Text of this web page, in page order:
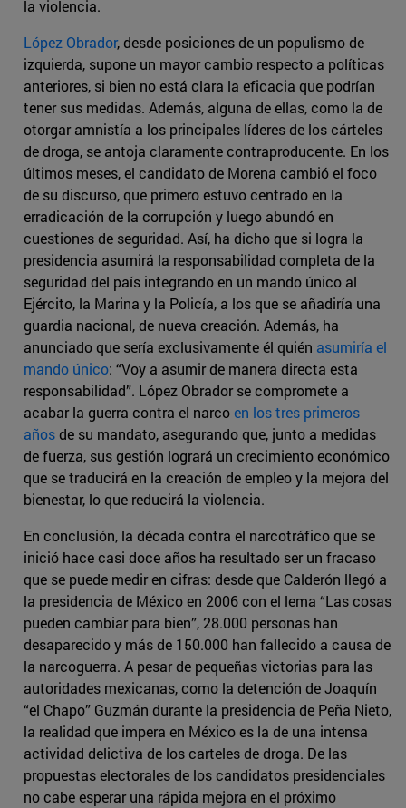
la violencia.
López Obrador, desde posiciones de un populismo de
izquierda, supone un mayor cambio respecto a políticas
anteriores, si bien no está clara la eficacia que podrían
tener sus medidas. Además, alguna de ellas, como la de
otorgar amnistía a los principales líderes de los cárteles
de droga, se antoja claramente contraproducente. En los
últimos meses, el candidato de Morena cambió el foco
de su discurso, que primero estuvo centrado en la
erradicación de la corrupción y luego abundó en
cuestiones de seguridad. Así, ha dicho que si logra la
presidencia asumirá la responsabilidad completa de la
seguridad del país integrando en un mando único al
Ejército, la Marina y la Policía, a los que se añadiría una
guardia nacional, de nueva creación. Además, ha
anunciado que sería exclusivamente él quién asumiría el
mando único: “Voy a asumir de manera directa esta
responsabilidad”. López Obrador se compromete a
acabar la guerra contra el narcoen los tres primeros
añosde su mandato, asegurando que, junto a medidas
de fuerza, sus gestión logrará un crecimiento económico
que se traducirá en la creación de empleo y la mejora del
bienestar, lo que reducirá la violencia.
En conclusión, la década contra el narcotráfico que se
inició hace casi doce años ha resultado ser un fracaso
que se puede medir en cifras: desde que Calderón llegó a
la presidencia de México en 2006 con el lema “Las cosas
pueden cambiar para bien”, 28.000 personas han
desaparecido y más de 150.000 han fallecido a causa de
la narcoguerra. A pesar de pequeñas victorias para las
autoridades mexicanas, como la detención de Joaquín
“el Chapo” Guzmán durante la presidencia de Peña Nieto,
la realidad que impera en México es la de una intensa
actividad delictiva de los carteles de droga. De las
propuestas electorales de los candidatos presidenciales
no cabe esperar una rápida mejora en el próximo